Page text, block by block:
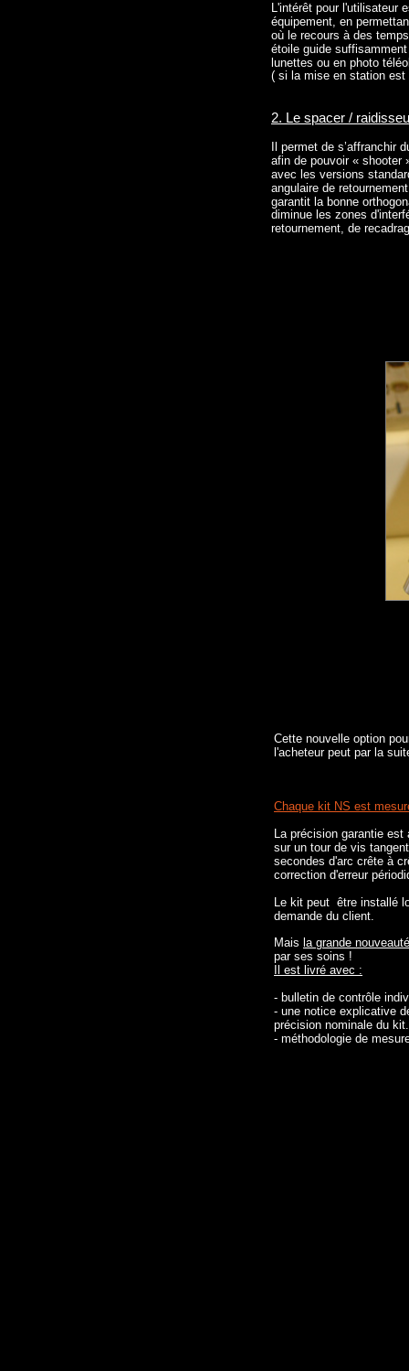
Cette nouvelle option
l'acheteur peut par la
Chaque kit NS est
La précision garantie
sur un tour de vis
secondes d'arc crête à
correction d'erreur
Le kit peut être installé
demande du client.
Mais la grande nouveauté
par ses soins !
Il est livré avec :
- bulletin de contrôle
- une notice explicative
précision nominale du kit.
- méthodologie de
L'intérêt pour l'utilisateur
équipement, en
où le recours à des
étoile guide
lunettes ou en photo
( si la mise en station
2. Le spacer /
Il permet de s’affranchir
afin de pouvoir « shooter
avec les versions
angulaire de
garantit la bonne
diminue les zones
retournement, de